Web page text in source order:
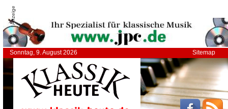
Anzeige
Sonntag, 9. August 2026 Sitemap